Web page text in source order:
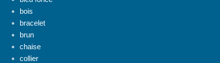
bois
bracelet
brun
chaise
collier